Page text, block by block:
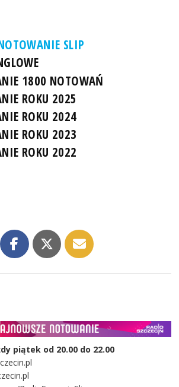
SLIP
1800 NOTOWAŃ
ROKU 2025
ROKU 2024
ROKU 2023
ROKU 2022
piątek od 20.00 do 22.00